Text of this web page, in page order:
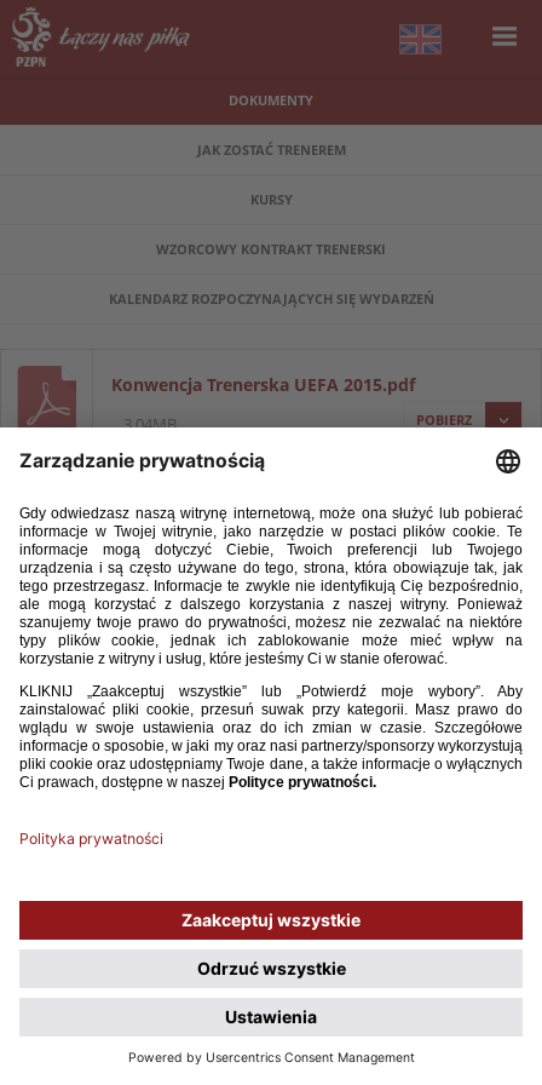
DOKUMENTY
JAK ZOSTAĆ TRENEREM
KURSY
WZORCOWY KONTRAKT TRENERSKI
KALENDARZ ROZPOCZYNAJĄCYCH SIĘ WYDARZEŃ
POBIERZ
Konwencja Trenerska UEFA 2015.pdf
3.04MB
POBIERZ
Uchwała nr V75 z dnia 25.05.2017r. - Organizacja
kursów trenerskich.pdf
680.70KB
COPYRIGHT 2009 - 2026 © PZPN.PL WSZYSTKIE PRAWA ZASTRZEŻONE
KREACJAPROSPERO MEDIA WDROŻENIE EVEGROUP
Używamy plików cookies, aby ułatwić Ci korzystanie z naszego serwisu
oraz do celów statystycznych. Jeśli nie blokujesz tych plików, to zgadzasz
się na ich użycie oraz zapisanie w pamięci urządzenia. Pamiętaj, że
możesz samodzielnie zarządzać cookies, zmieniając ustawienia
przeglądarki.
Polityka plików Cookies.